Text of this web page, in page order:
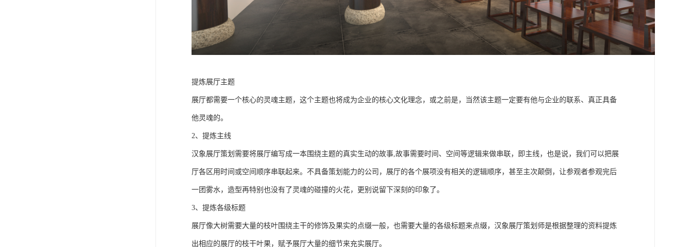
提炼展厅主题
展厅都需要一个核心的灵魂主题，这个主题也将成为企业的核心文化理念，或之前是，当然该主题一定要有他与企业的联系、真正具备
他灵魂的。
2、提炼主线
汉象展厅策划需要将展厅编写成一本围绕主题的真实生动的故事,故事需要时间、空间等逻辑来做串联，即主线，也是说，我们可以把展
厅各区用时间或空间顺序串联起来。不具备策划能力的公司，展厅的各个展项没有相关的逻辑顺序，甚至主次颠倒，让参观者参观完后
一团雾水，造型再特别也没有了灵魂的碰撞的火花，更别说留下深刻的印象了。
3、提炼各级标题
展厅像大树需要大量的枝叶围绕主干的修饰及果实的点缀一般，也需要大量的各级标题来点缀，汉象展厅策划师是根据整理的资料提炼
出相应的展厅的枝干叶果，赋予展厅大量的细节来充实展厅。